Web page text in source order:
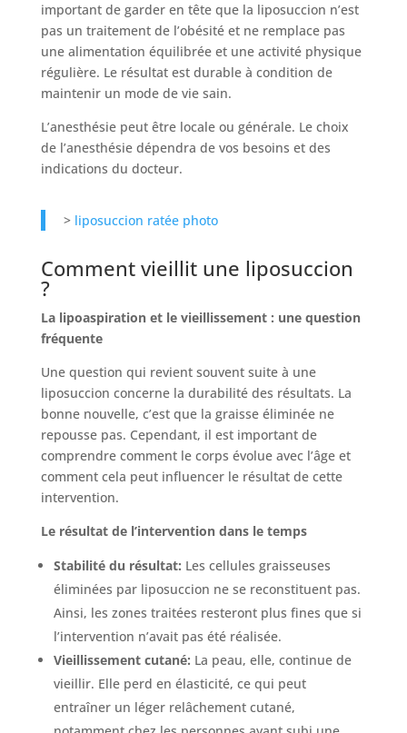
important de garder en tête que la liposuccion n’est
pas un traitement de l’obésité et ne remplace pas
une alimentation équilibrée et une activité physique
régulière. Le résultat est durable à condition de
maintenir un mode de vie sain.
L’anesthésie peut être locale ou générale. Le choix
de l’anesthésie dépendra de vos besoins et des
indications du docteur.
> liposuccion ratée photo
Comment vieillit une liposuccion
?
La lipoaspiration et le vieillissement : une question
fréquente
Une question qui revient souvent suite à une
liposuccion concerne la durabilité des résultats. La
bonne nouvelle, c’est que la graisse éliminée ne
repousse pas. Cependant, il est important de
comprendre comment le corps évolue avec l’âge et
comment cela peut influencer le résultat de cette
intervention.
Le résultat de l’intervention dans le temps
Stabilité du résultat: Les cellules graisseuses
éliminées par liposuccion ne se reconstituent pas.
Ainsi, les zones traitées resteront plus fines que si
l’intervention n’avait pas été réalisée.
Vieillissement cutané: La peau, elle, continue de
vieillir. Elle perd en élasticité, ce qui peut
entraîner un léger relâchement cutané,